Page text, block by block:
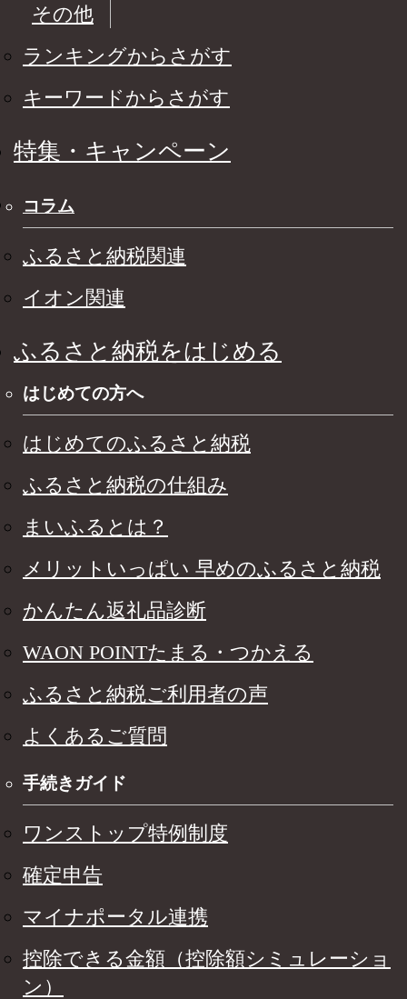
その他
ランキングからさがす
キーワードからさがす
特集・キャンペーン
コラム
ふるさと納税関連
イオン関連
ふるさと納税をはじめる
はじめての方へ
はじめてのふるさと納税
ふるさと納税の仕組み
まいふるとは？
メリットいっぱい 早めのふるさと納税
かんたん返礼品診断
WAON POINTたまる・つかえる
ふるさと納税ご利用者の声
よくあるご質問
手続きガイド
ワンストップ特例制度
確定申告
マイナポータル連携
控除できる金額（控除額シミュレーショ
ン）